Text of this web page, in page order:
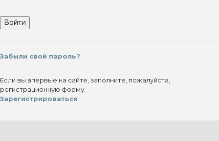
Забыли свой пароль?
Если вы впервые на сайте, заполните, пожалуйста,
регистрационную форму.
Зарегистрироваться